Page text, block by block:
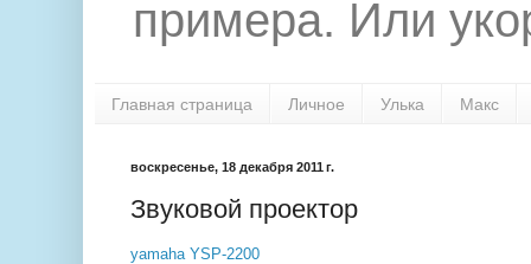
примера. Или
Главная страница Личное Улька Макс
воскресенье, 18 декабря 2011 г.
Звуковой проектор
yamaha YSP-2200